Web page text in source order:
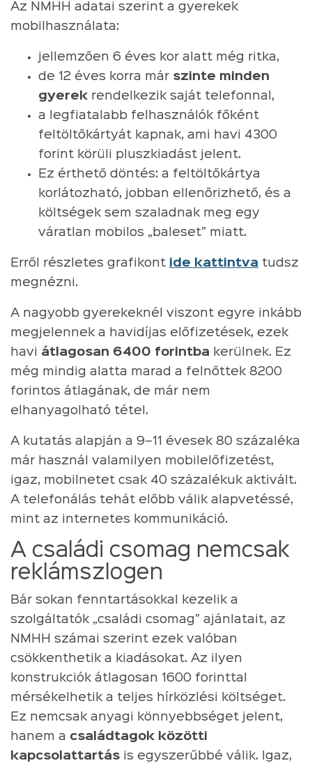
Az NMHH adatai szerint a gyerekek
mobilhasználata:
jellemzően 6 éves kor alatt még ritka,
de 12 éves korra már szinte minden
gyerek rendelkezik saját telefonnal,
a legfiatalabb felhasználók főként
feltöltőkártyát kapnak, ami havi 4300
forint körüli pluszkiadást jelent.
Ez érthető döntés: a feltöltőkártya
korlátozható, jobban ellenőrizhető, és a
költségek sem szaladnak meg egy
váratlan mobilos „baleset” miatt.
Erről részletes grafikont ide kattintva tudsz
megnézni.
A nagyobb gyerekeknél viszont egyre inkább
megjelennek a havidíjas előfizetések, ezek
havi átlagosan 6400 forintba kerülnek. Ez
még mindig alatta marad a felnőttek 8200
forintos átlagának, de már nem
elhanyagolható tétel.
A kutatás alapján a 9–11 évesek 80 százaléka
már használ valamilyen mobilelőfizetést,
igaz, mobilnetet csak 40 százalékuk aktivált.
A telefonálás tehát előbb válik alapvetéssé,
mint az internetes kommunikáció.
A családi csomag nemcsak
reklámszlogen
Bár sokan fenntartásokkal kezelik a
szolgáltatók „családi csomag” ajánlatait, az
NMHH számai szerint ezek valóban
csökkenthetik a kiadásokat. Az ilyen
konstrukciók átlagosan 1600 forinttal
mérsékelhetik a teljes hírközlési költséget.
Ez nemcsak anyagi könnyebbséget jelent,
hanem a családtagok közötti
kapcsolattartás is egyszerűbbé válik. Igaz,